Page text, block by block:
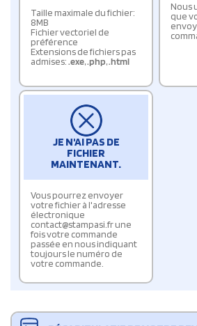
Taille maximale du fichier:
8MB
Fichier vectoriel de
préférence
Extensions de fichiers pas
admises:.exe,.php,.html
Nous
que
JE N'AI PAS DE
FICHIER
MAINTENANT.
Vous pourrez envoyer
votre fichier à l'adresse
électronique
contact@stampasi.fr une
fois votre commande
passée en nous indiquant
toujours le numéro de
votre commande.